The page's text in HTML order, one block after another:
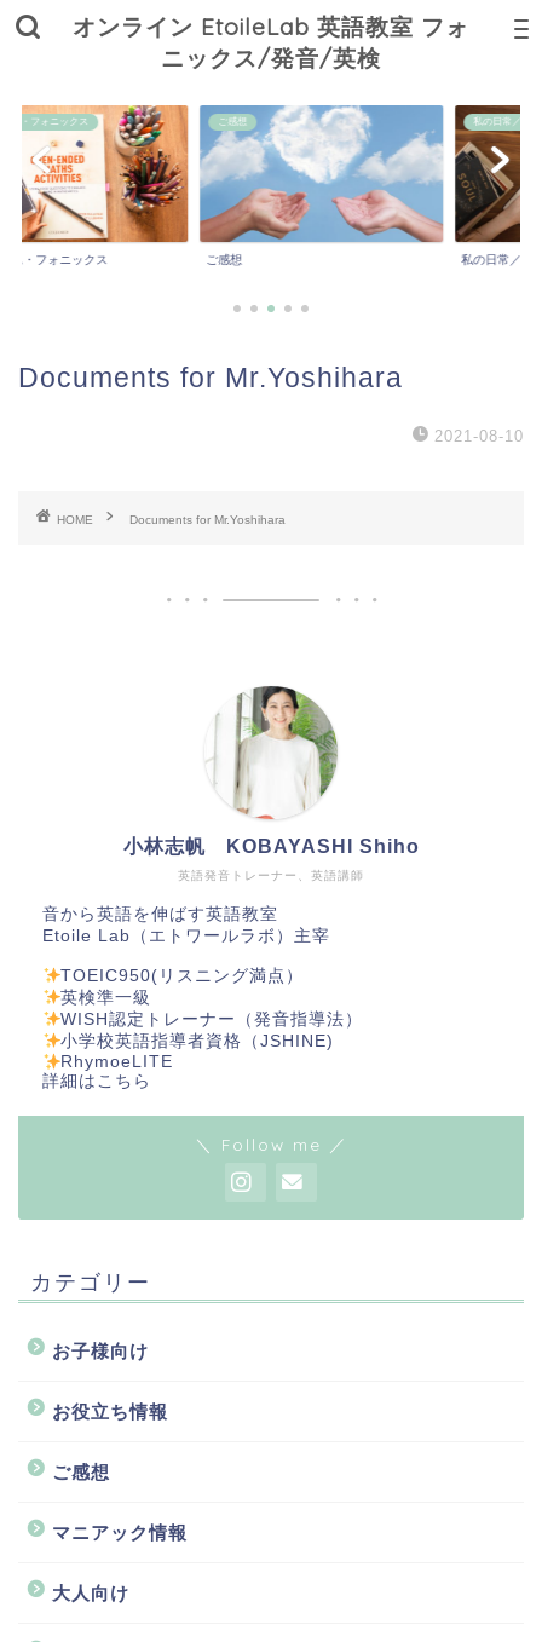
オンライン EtoileLab 英語教室 フォ
ニックス/発音/英検
ックス
ニックス
私の日常／学び／子育て
私の日常／学び／子育
Documents for Mr.Yoshihara
2021-08-10
HOME Documents for Mr.Yoshihara
英語発音トレーナー、英語講師
小林志帆 KOBAYASHI Shiho
音から英語を伸ばす英語教室
Etoile Lab（エトワールラボ）主宰
TOEIC950(リスニング満点）
英検準一級
WISH認定トレーナー（発音指導法）
小学校英語指導者資格（JSHINE)
RhymoeLITE
詳細は こちら
＼ Follow me ／
カテゴリー
お子様向け
お役立ち情報
ご感想
マニアック情報
大人向け